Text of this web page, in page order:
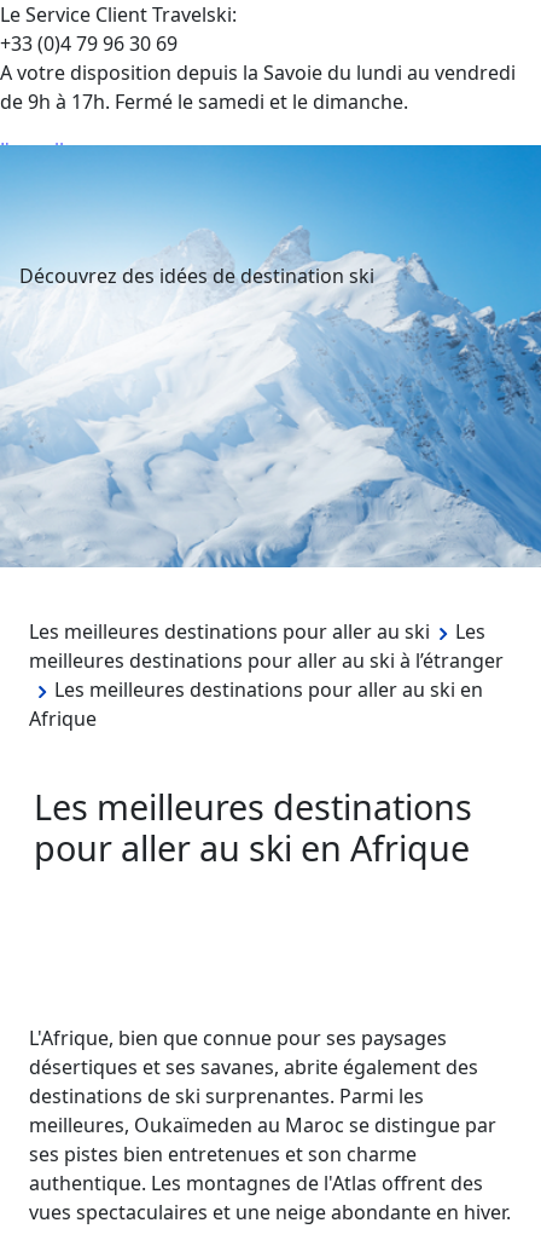
Le Service Client Travelski:
+33 (0)4 79 96 30 69
A votre disposition depuis la Savoie du lundi au vendredi
de 9h à 17h. Fermé le samedi et le dimanche.
J'appelle
Découvrez des idées de destination ski
Les meilleures destinations pour aller au ski
Les
meilleures destinations pour aller au ski à l’étranger
Les meilleures destinations pour aller au ski en
Afrique
Les meilleures destinations
pour aller au ski en Afrique
L'Afrique, bien que connue pour ses paysages
désertiques et ses savanes, abrite également des
destinations de ski surprenantes. Parmi les
meilleures, Oukaïmeden au Maroc se distingue par
ses pistes bien entretenues et son charme
authentique. Les montagnes de l'Atlas offrent des
vues spectaculaires et une neige abondante en hiver.